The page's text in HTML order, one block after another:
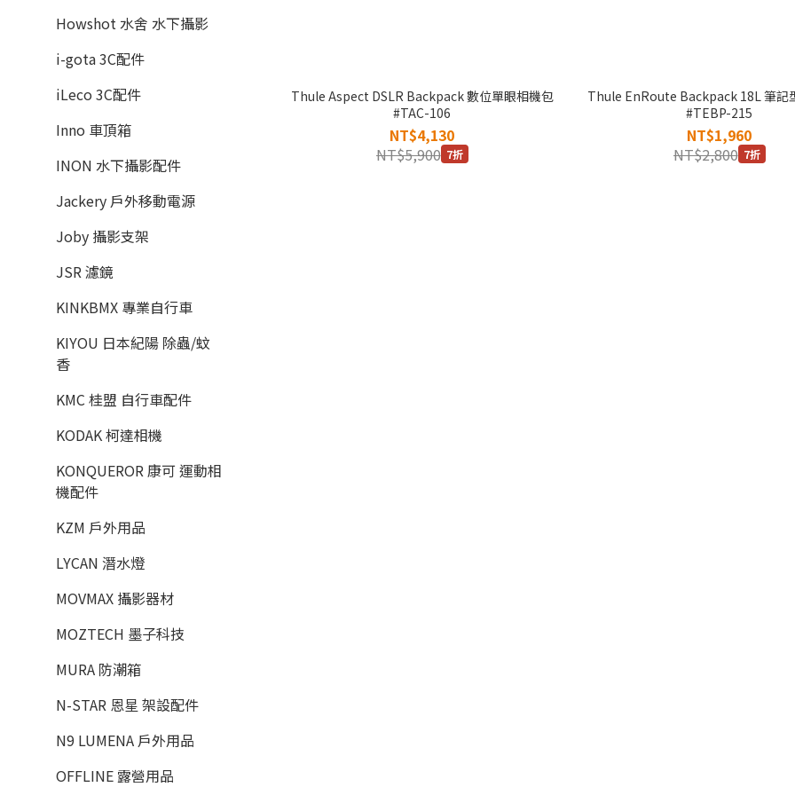
Howshot 水舍 水下攝影
i-gota 3C配件
iLeco 3C配件
Inno 車頂箱
INON 水下攝影配件
Jackery 戶外移動電源
Joby 攝影支架
JSR 濾鏡
KINKBMX 專業自行車
KIYOU 日本紀陽 除蟲/蚊
香
KMC 桂盟 自行車配件
KODAK 柯達相機
KONQUEROR 康可 運動相
機配件
KZM 戶外用品
LYCAN 潛水燈
MOVMAX 攝影器材
MOZTECH 墨子科技
MURA 防潮箱
N-STAR 恩星 架設配件
N9 LUMENA 戶外用品
OFFLINE 露營用品
Thule Aspect DSLR Backpack 數位單眼相機包
#TAC-106
NT$4,130
NT$5,900 7折
Thule EnRoute Backpack 18L 筆記
#TEBP-215
NT$1,960
NT$2,800 7折